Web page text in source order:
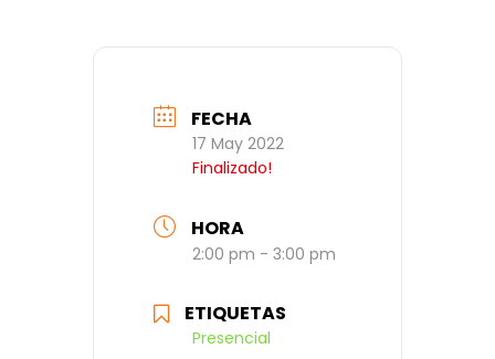
FECHA
17 May 2022
Finalizado!
HORA
2:00 pm - 3:00 pm
ETIQUETAS
Presencial